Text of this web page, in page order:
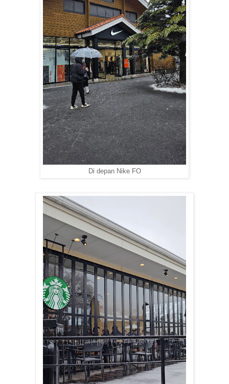
Di depan Nike FO